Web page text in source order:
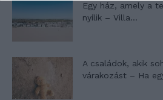
Egy ház, amely a
nyílik – Villa...
A családok, akik
várakozást – Ha